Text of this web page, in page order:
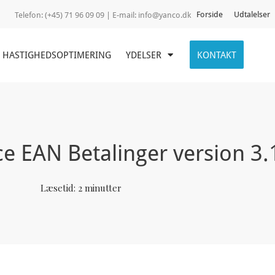
Telefon:(+45) 71 96 09 09 | E-mail: info@yanco.dk Forside Udtalelser
HASTIGHEDSOPTIMERING YDELSER KONTAKT
EAN Betalinger version
Læsetid: 2 minutter